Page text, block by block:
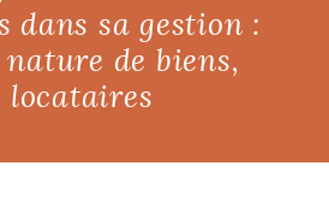
ASSURANCE-VIE
MINEUR
PARTAGER :
dans sa gestion :
nature de biens,
locataires